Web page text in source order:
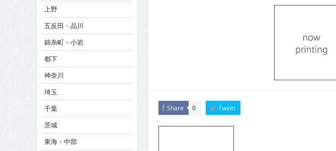
CINEMA×STYLE 288号
CINEMA×STYLE 286号
CINEMA×STYLE 285号
CINEMA×STYLE 294号
Share 0 Tweet
上野
五反田・品川
錦糸町・小岩
都下
神奈川
埼玉
千葉
茨城
東海・中部